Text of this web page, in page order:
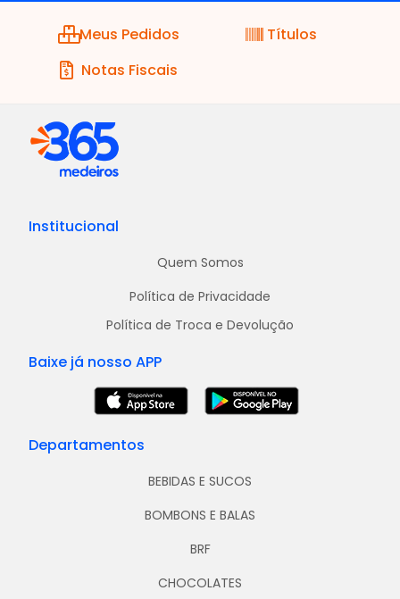
Meus Pedidos
Títulos
Notas Fiscais
Institucional
Quem Somos
Política de Privacidade
Política de Troca e Devolução
Baixe já nosso APP
Departamentos
BEBIDAS E SUCOS
BOMBONS E BALAS
BRF
CHOCOLATES